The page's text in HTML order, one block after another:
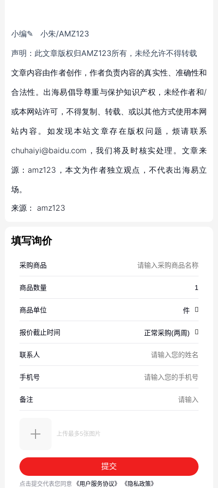
小编✎ 小朱/AMZ123
声明：此文章版权归AMZ123所有，未经允许不得转载
文章内容由作者创作，作者负责内容的真实性、准确性和
合法性。出海易倡导尊重与保护知识产权，未经作者和/
或本网站许可，不得复制、转载、或以其他方式使用本网
站内容。如发现本站文章存在版权问题，烦请联系
chuhaiyi@baidu.com，我们将及时核实处理。文章来
源：amz123，本文为作者独立观点，不代表出海易立
场。
来源： amz123
填写询价